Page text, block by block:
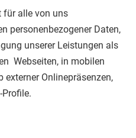
für alle von uns
personenbezogener Daten,
unserer Leistungen als
Webseiten, in mobilen
Onlinepräsenzen,